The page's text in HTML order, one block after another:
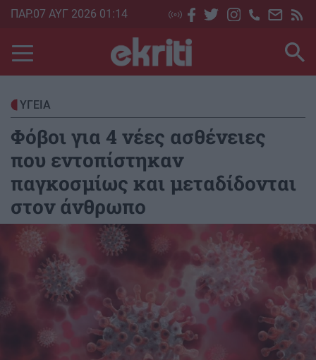
Skip
main
content
ΠΑΡ.07 ΑΥΓ 2026 01:14
ΥΓΕΙΑ
Φόβοι για 4 νέες ασθένειες
που εντοπίστηκαν
παγκοσμίως και μεταδίδονται
στον άνθρωπο